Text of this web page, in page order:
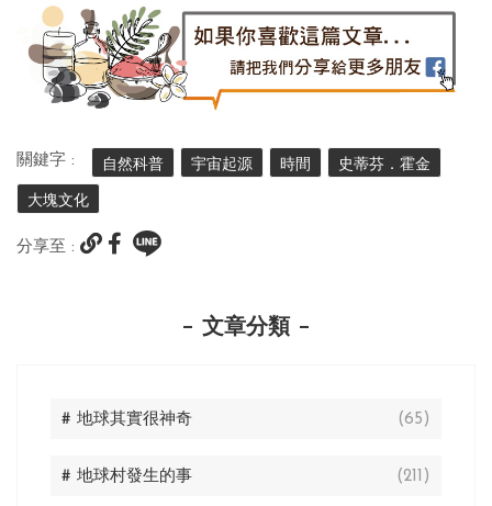
關鍵字 : 自然科普 宇宙起源 時間 史蒂芬．霍金
大塊文化
分享至 :
文章分類
# 地球其實很神奇 (65)
# 地球村發生的事 (211)